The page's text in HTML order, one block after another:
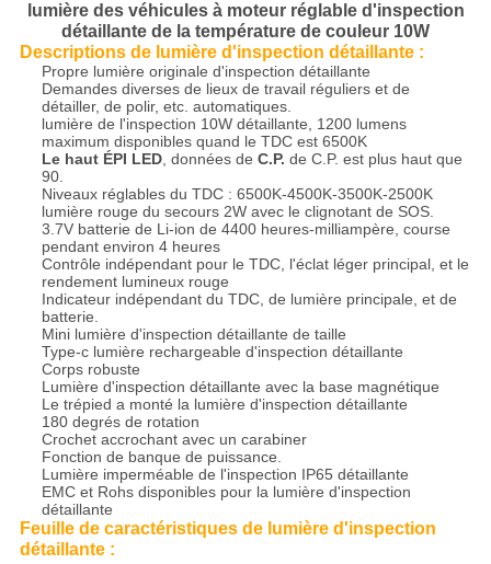
lumière des véhicules à moteur réglable d'inspection
détaillante de la température de couleur 10W
Descriptions de lumière d'inspection détaillante :
Propre lumière originale d'inspection détaillante
Demandes diverses de lieux de travail réguliers et de
détailler, de polir, etc. automatiques.
lumière de l'inspection 10W détaillante, 1200 lumens
maximum disponibles quand le TDC est 6500K
Le haut ÉPI LED, données de C.P. de C.P. est plus haut que
90.
Niveaux réglables du TDC : 6500K-4500K-3500K-2500K
lumière rouge du secours 2W avec le clignotant de SOS.
3.7V batterie de Li-ion de 4400 heures-milliampère, course
pendant environ 4 heures
Contrôle indépendant pour le TDC, l'éclat léger principal, et le
rendement lumineux rouge
Indicateur indépendant du TDC, de lumière principale, et de
batterie.
Mini lumière d'inspection détaillante de taille
Type-c lumière rechargeable d'inspection détaillante
Corps robuste
Lumière d'inspection détaillante avec la base magnétique
Le trépied a monté la lumière d'inspection détaillante
180 degrés de rotation
Crochet accrochant avec un carabiner
Fonction de banque de puissance.
Lumière imperméable de l'inspection IP65 détaillante
EMC et Rohs disponibles pour la lumière d'inspection
détaillante
Feuille de caractéristiques de lumière d'inspection
détaillante :